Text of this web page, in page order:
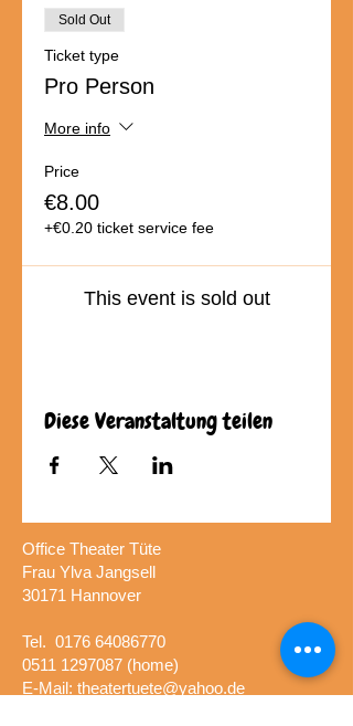
Sold Out
Ticket type
Pro Person
More info
Price
€8.00
+€0.20 ticket service fee
This event is sold out
Diese Veranstaltung teilen
Office Theater Tüte
Frau Ylva Jangsell
30171 Hannover​
Tel. 0176 64086770
0511 1297087 (home)
E-Mail: theatertuete@yahoo.de